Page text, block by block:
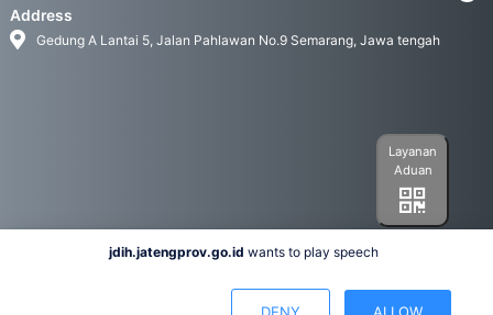
Address
Gedung A Lantai 5, Jalan Pahlawan No.9 Semarang, Jawa tengah
Layanan
Aduan
jdih.jatengprov.go.id wants to play speech
DENY ALLOW